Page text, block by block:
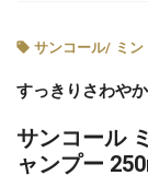
サンコール/ ミ
すっきりさわや
サンコール
ャンプー